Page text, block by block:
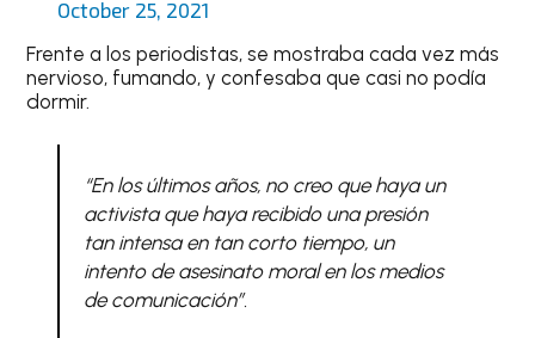
October 25, 2021
Frente a los periodistas, se mostraba cada vez más
nervioso, fumando, y confesaba que casi no podía
dormir.
“En los últimos años, no creo que haya un
activista que haya recibido una presión
tan intensa en tan corto tiempo, un
intento de asesinato moral en los medios
de comunicación”.